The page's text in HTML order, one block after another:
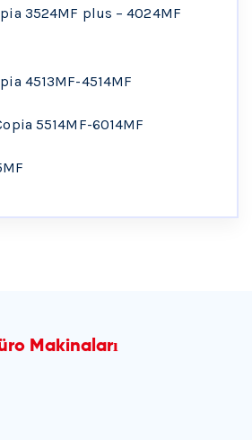
3524MF plus – 4024MF
4513MF-4514MF
5514MF-6014MF
Makinaları